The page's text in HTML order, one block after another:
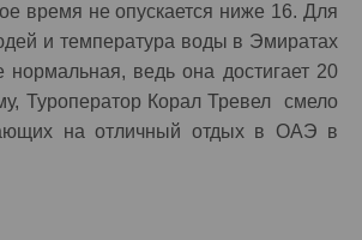
время не опускается ниже 16. Для
и температура воды в Эмиратах
нормальная, ведь она достигает 20
Туроператор Корал Тревел смело
на отличный отдых в ОАЭ в